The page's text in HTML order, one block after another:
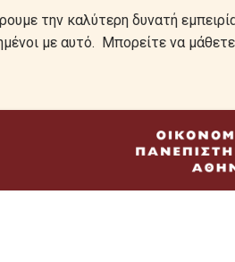
την καλύτερη δυνατή
με αυτό. Μπορείτε να